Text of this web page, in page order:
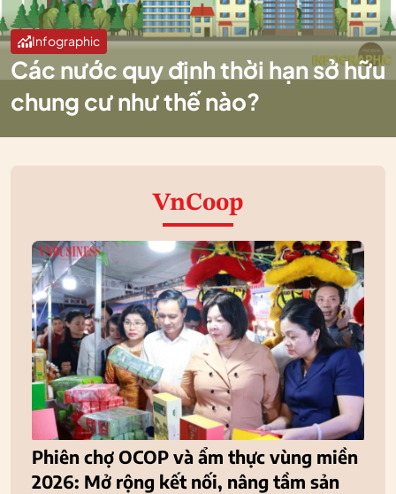
Infographic
Các nước quy định thời hạn sở hữu
chung cư như thế nào?
VnCoop
Phiên chợ OCOP và ẩm thực vùng miền
2026: Mở rộng kết nối, nâng tầm sản